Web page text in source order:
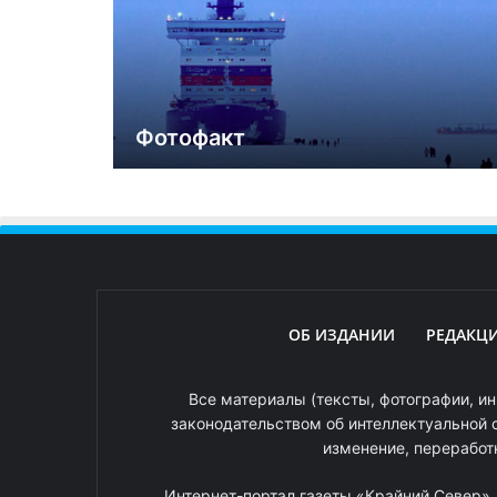
Фотофакт
ОБ ИЗДАНИИ
Все материалы (тексты, фотографии,
законодательством об
изменение,